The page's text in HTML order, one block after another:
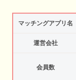
マッチングアプリ名
運営会社
会員数